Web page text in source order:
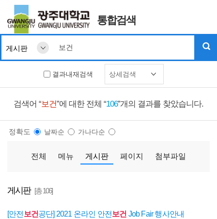
통합검색
결과내재검색 상세검색
검색어 “보건”에 대한 전체 “106”개의 결과를 찾았습니다.
정확도 날짜순 가나다순
전체 메뉴 게시판 페이지 첨부파일
게시판 [총 106]
[안전 보건공단] 2021 온라인 안전 보건 Job Fair 행사안내